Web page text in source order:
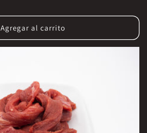
Agregar al carrito